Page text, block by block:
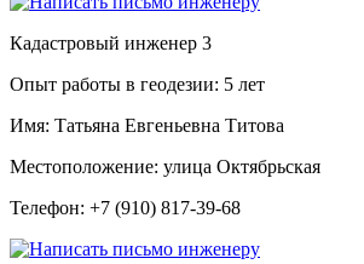
Кадастровый инженер 3
Опыт работы в геодезии: 5 лет
Имя: Татьяна Евгеньевна Титова
Местоположение: улица Октябрьская
Телефон: +7 (910) 817-39-68